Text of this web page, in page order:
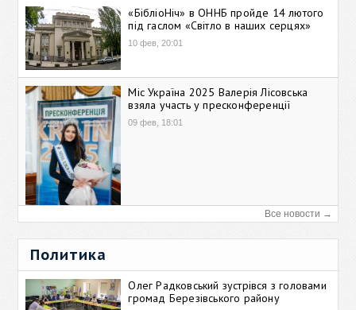
«БібліоНіч» в ОННБ пройде 14 лютого
під гаслом «Світло в наших серцях»
10 фев, 20:01
Міс Україна 2025 Валерія Лісовська
взяла участь у пресконференції
09 фев, 18:01
Все новости →
Политика
Олег Радковський зустрівся з головами
громад Березівського району